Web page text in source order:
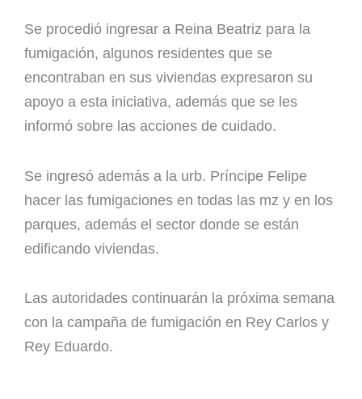
Se procedió ingresar a Reina Beatriz para la
fumigación, algunos residentes que se
encontraban en sus viviendas expresaron su
apoyo a esta iniciativa, además que se les
informó sobre las acciones de cuidado.
Se ingresó además a la urb. Príncipe Felipe
hacer las fumigaciones en todas las mz y en los
parques, además el sector donde se están
edificando viviendas.
Las autoridades continuarán la próxima semana
con la campaña de fumigación en Rey Carlos y
Rey Eduardo.